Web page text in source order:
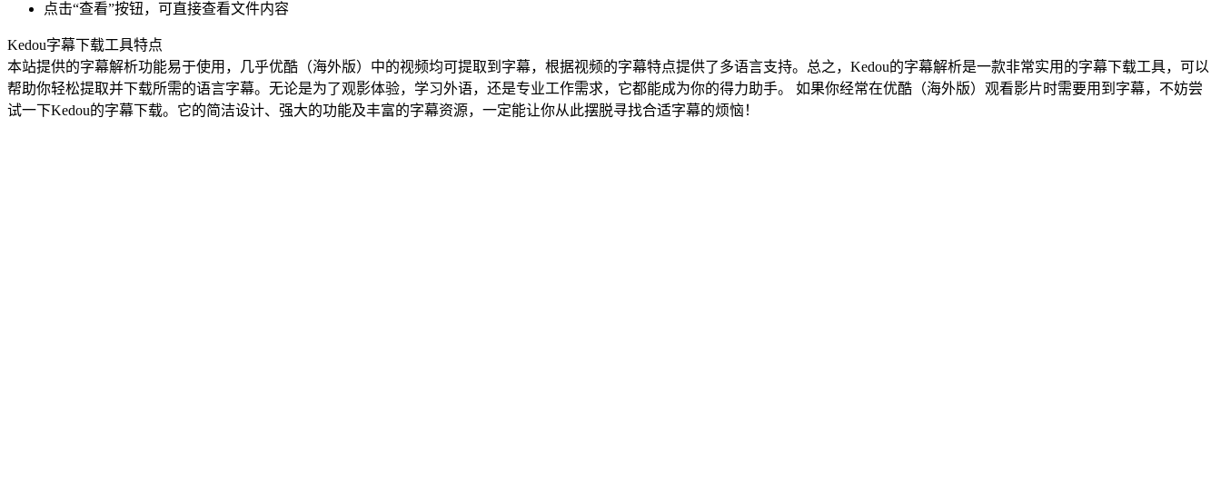
点击“查看”按钮，可直接查看文件内容
Kedou字幕下载工具特点
本站提供的字幕解析功能易于使用，几乎优酷（海外版） 中的视频均可提取到字幕，根据视频的字幕特点提供了多语言支持。总之，Kedou的字幕解析是一款非常实用的字幕下载工具，可以
帮助你轻松提取并下载所需的语言字幕。无论是为了观影体验，学习外语，还是专业工作需求，它都能成为你的得力助手。 如果你经常在优酷（海外版） 观看影片时需要用到字幕，不妨尝
试一下Kedou的字幕下载。它的简洁设计、强大的功能及丰富的字幕资源，一定能让你从此摆脱寻找合适字幕的烦恼！